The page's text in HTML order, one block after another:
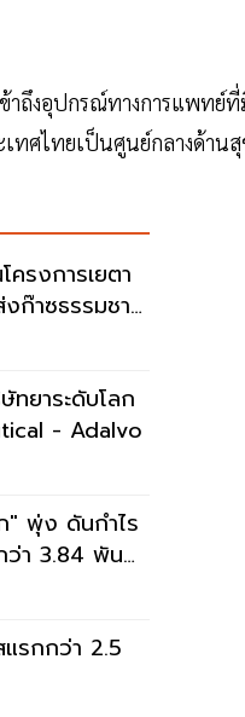
าถึงอุปกรณ์ทางการแพทย์
เทศไทยเป็นศูนย์กลางด้าน
รงการเยตา
ก๊าซธรรมชาติ
ยาระดับโลก
- Adalvo
" พุ่ง ดันกำไร
ว่า 3.84 พัน
แรกกว่า 2.5